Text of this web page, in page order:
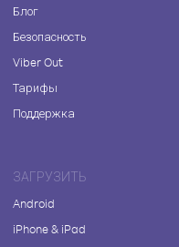
Блог
Безопасность
Viber Out
Тарифы
Поддержка
ЗАГРУЗИТЬ
Android
iPhone & iPad